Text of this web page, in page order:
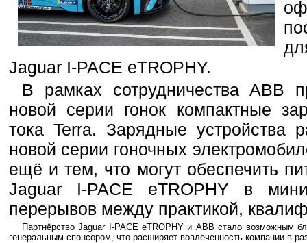
Jaguar I-PACE eTROPHY.
В рамках сотрудничества АВВ
новой серии гонок компактные
тока Terra. Зарядные устройства
новой серии гоночных
ещё и тем, что могут обеспечить
Jaguar I-PACE eTROPHY в
перерывов между практикой,
Партнёрство Jaguar I-PACE eTROPHY и АВВ стало возможным
генеральным спонсором, что расширяет вовлеченность компании в